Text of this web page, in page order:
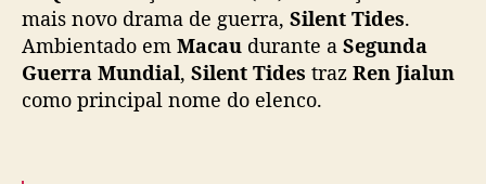
e
n
i
mais novo drama de guerra, Silent Tides.
Ambientado em Macau durante a Segunda
Guerra Mundial, Silent Tides traz Ren Jialun
como principal nome do elenco.